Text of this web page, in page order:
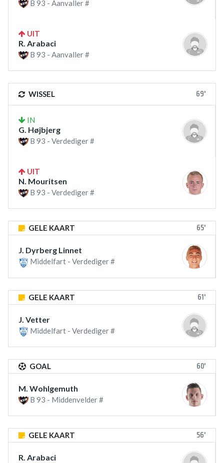
B 93 - Aanvaller #
UIT
R. Arabaci
B 93 - Aanvaller #
WISSEL 69'
IN
G. Højbjerg
B 93 - Verdediger #
UIT
N. Mouritsen
B 93 - Verdediger #
GELE KAART 65'
J. Dyrberg Linnet
Middelfart - Verdediger #
GELE KAART 61'
J. Vetter
Middelfart - Verdediger #
GOAL 60'
M. Wohlgemuth
B 93 - Middenvelder #
GELE KAART 56'
R. Arabaci